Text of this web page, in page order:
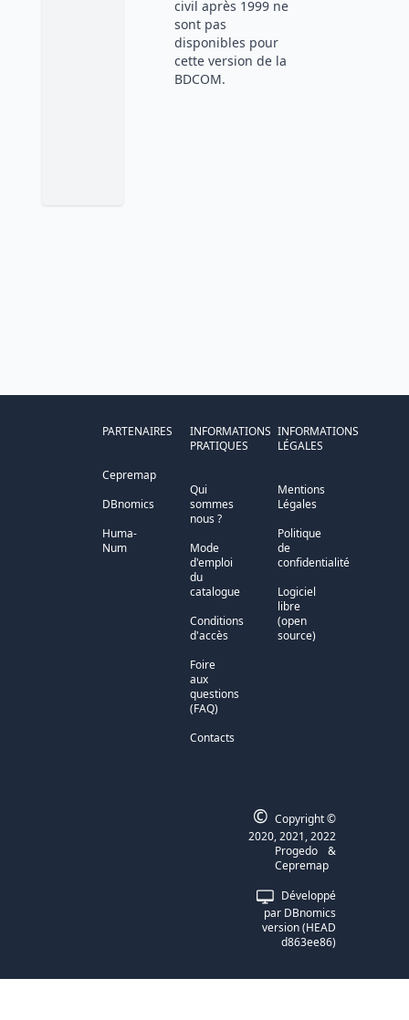
civil après 1999 ne
sont pas
disponibles pour
cette version de la
BDCOM.
PARTENAIRES
Cepremap
DBnomics
Huma-
Num
INFORMATIONS
PRATIQUES
Qui
sommes
nous ?
Mode
d'emploi
du
catalogue
Conditions
d'accès
Foire
aux
questions
(FAQ)
Contacts
INFORMATIONS
LÉGALES
Mentions
Légales
Politique
de
confidentialité
Logiciel
libre
(open
source)
Développé
par DBnomics
version(HEAD
d863ee86)
© Copyright ©
2020, 2021, 2022
Progedo
&
Cepremap